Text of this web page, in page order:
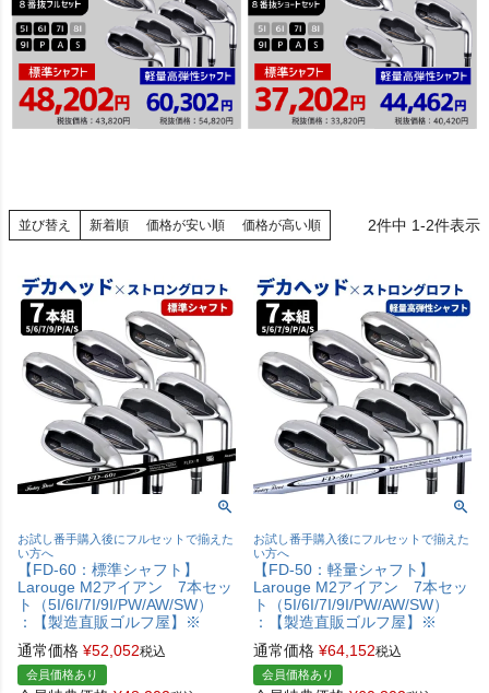
並び替え 新着順 価格が安い順 価格が高い順 2件中 1-2件表示
お試し番手購入後にフルセットで揃えた
い方へ
【FD-60：標準シャフト】
Larouge M2アイアン 7本セッ
ト（5I/6I/7I/9I/PW/AW/SW）
：【製造直販ゴルフ屋】※
通常価格 ¥52,052税込
会員価格あり
お試し番手購入後にフルセットで揃えた
い方へ
【FD-50：軽量シャフト】
Larouge M2アイアン 7本セッ
ト（5I/6I/7I/9I/PW/AW/SW）
：【製造直販ゴルフ屋】※
通常価格 ¥64,152税込
会員価格あり